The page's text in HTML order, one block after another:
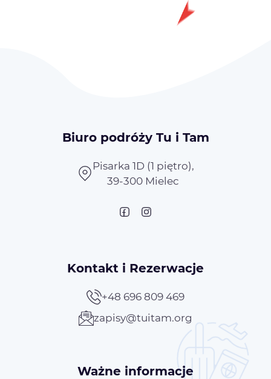
Biuro podróży Tu i Tam
Pisarka 1D (1 piętro),
39-300 Mielec
Kontakt i Rezerwacje
+48 696 809 469
zapisy@tuitam.org
Ważne informacje